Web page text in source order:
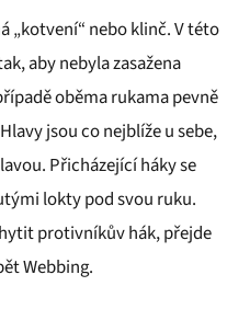
„kotvení“ nebo klinč. V této
aby nebyla zasažena
oběma rukama pevně
jsou co nejblíže u sebe,
Přicházející háky se
lokty pod svou ruku.
protivníkův hák, přejde
Webbing.